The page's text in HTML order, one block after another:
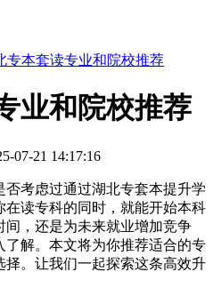
专本套读专业和院校推荐
业和院校推荐
07-21 14:17:16
考虑过通过湖北专套本提升学
在读专科的同时，就能开始本科
，还是为未来就业增加竞争
解。本文将为你推荐适合的专
。让我们一起探索这条高效升